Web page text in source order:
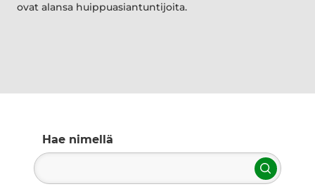
ovat alansa huippuasiantuntijoita.
Hae nimellä
Hae